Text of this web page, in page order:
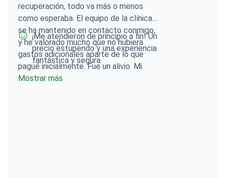
recuperación, todo va más o menos
como esperaba. El equipo de la clínica
se ha mantenido en contacto conmigo,
y he valorado mucho que no hubiera
gastos adicionales aparte de lo que
pagué inicialmente. Fue un alivio. Mi
principal consejo sería prepararse bien
¡Me atendieron de principio a fin! Un
precio estupendo y una experiencia
fantástica y segura.
Mostrar más